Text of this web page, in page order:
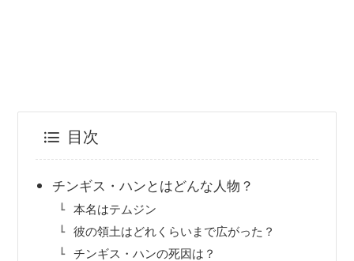
目次
チンギス・ハンとはどんな人物？
本名はテムジン
彼の領土はどれくらいまで広がった？
チンギス・ハンの死因は？